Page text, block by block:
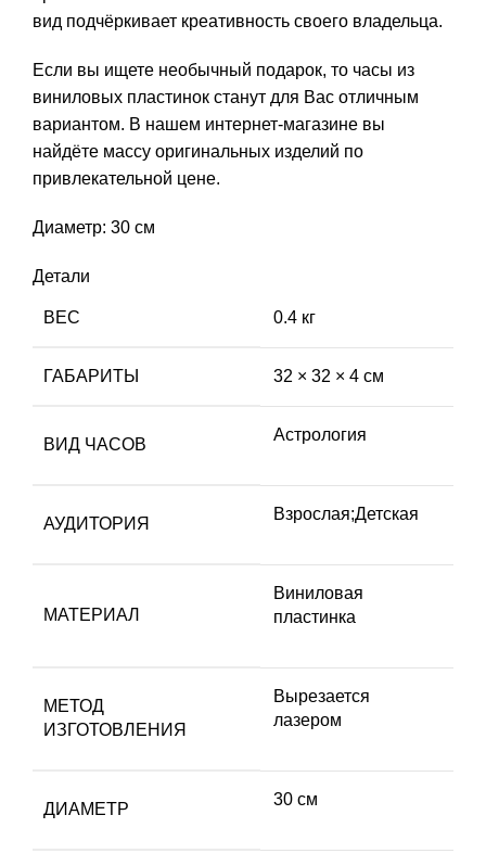
вид подчёркивает креативность своего владельца.
Если вы ищете необычный подарок, то часы из
виниловых пластинок станут для Вас отличным
вариантом. В нашем интернет-магазине вы
найдёте массу оригинальных изделий по
привлекательной цене.
Диаметр: 30 см
Детали
ВЕС 0.4 кг
ГАБАРИТЫ 32 × 32 × 4 см
ВИД ЧАСОВ
Астрология
АУДИТОРИЯ
Взрослая;Детская
МАТЕРИАЛ
Виниловая
пластинка
МЕТОД
ИЗГОТОВЛЕНИЯ
Вырезается
лазером
ДИАМЕТР
30 см